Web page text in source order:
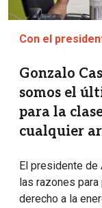
Con el
Gonzalo
somos el
para la
cualquier
El presidente de
las razones
derecho a la